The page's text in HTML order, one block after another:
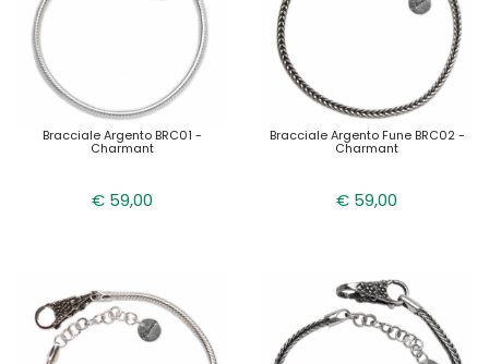
Bracciale Argento BRC01 -
Charmant
€ 59,00
Bracciale Argento Fune BRC02 -
Charmant
€ 59,00